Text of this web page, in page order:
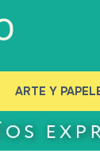
ARTE Y